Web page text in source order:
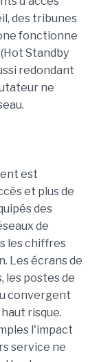
des tribunes
fonctionne
Standby
redondant
ne
est
et plus de
des
de
les chiffres
Les écrans de
les postes de
convergent
risque.
l'impact
service ne